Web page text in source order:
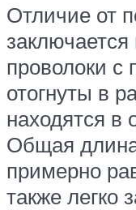
Отличие от
проволоки с
отогнуты в
находятся в
Общая длина
примерно
также легко